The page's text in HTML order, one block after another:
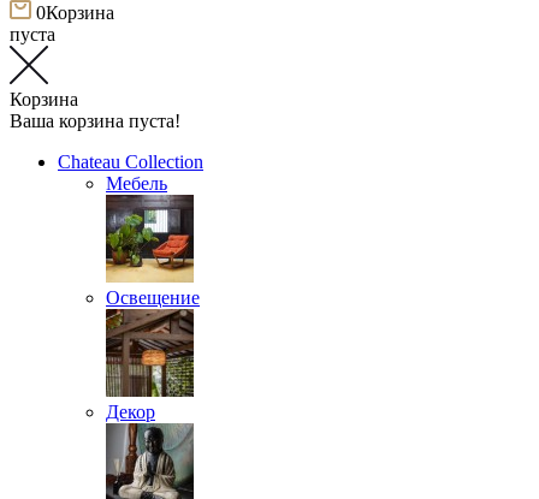
0Корзина
пуста
Корзина
Ваша корзина пуста!
Chateau Collection
Мебель
Освещение
Декор